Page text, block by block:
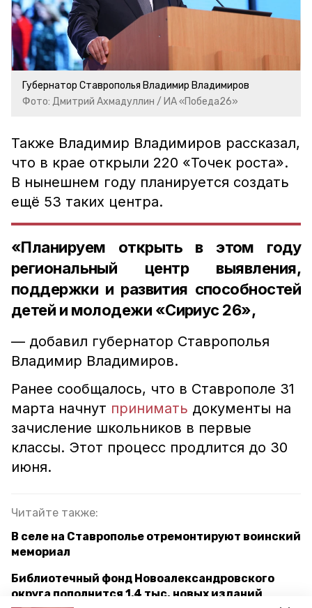
Губернатор Ставрополья Владимир Владимиров
Фото: Дмитрий Ахмадуллин / ИА «Победа26»
Также Владимир Владимиров рассказал,
что в крае открыли 220 «Точек роста».
В нынешнем году планируется создать
ещё 53 таких центра.
«Планируем открыть в этом году
региональный центр выявления,
поддержки и развития способностей
детей и молодежи «Сириус 26»,
— добавил губернатор Ставрополья
Владимир Владимиров.
Ранее сообщалось, что в Ставрополе 31
марта начнут принимать документы на
зачисление школьников в первые
классы. Этот процесс продлится до 30
июня.
Читайте также:
В селе на Ставрополье отремонтируют воинский
мемориал
Библиотечный фонд Новоалександровского
округа пополнится 1,4 тыс. новых изданий